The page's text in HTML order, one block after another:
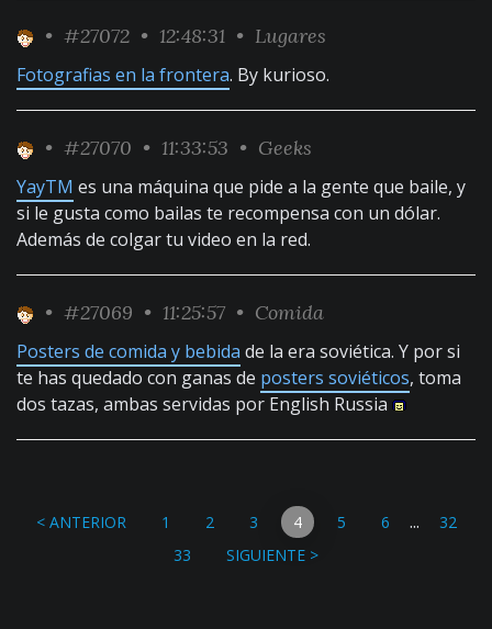
• #27072 • 12:48:31 • Lugares
Fotografias en la frontera. By kurioso.
• #27070 • 11:33:53 • Geeks
YayTM es una máquina que pide a la gente que baile, y
si le gusta como bailas te recompensa con un dólar.
Además de colgar tu video en la red.
• #27069 • 11:25:57 • Comida
Posters de comida y bebida de la era soviética. Y por si
te has quedado con ganas de posters soviéticos, toma
dos tazas, ambas servidas por English Russia
< ANTERIOR 1 2 3 4 5 6 ...
32
33
SIGUIENTE >